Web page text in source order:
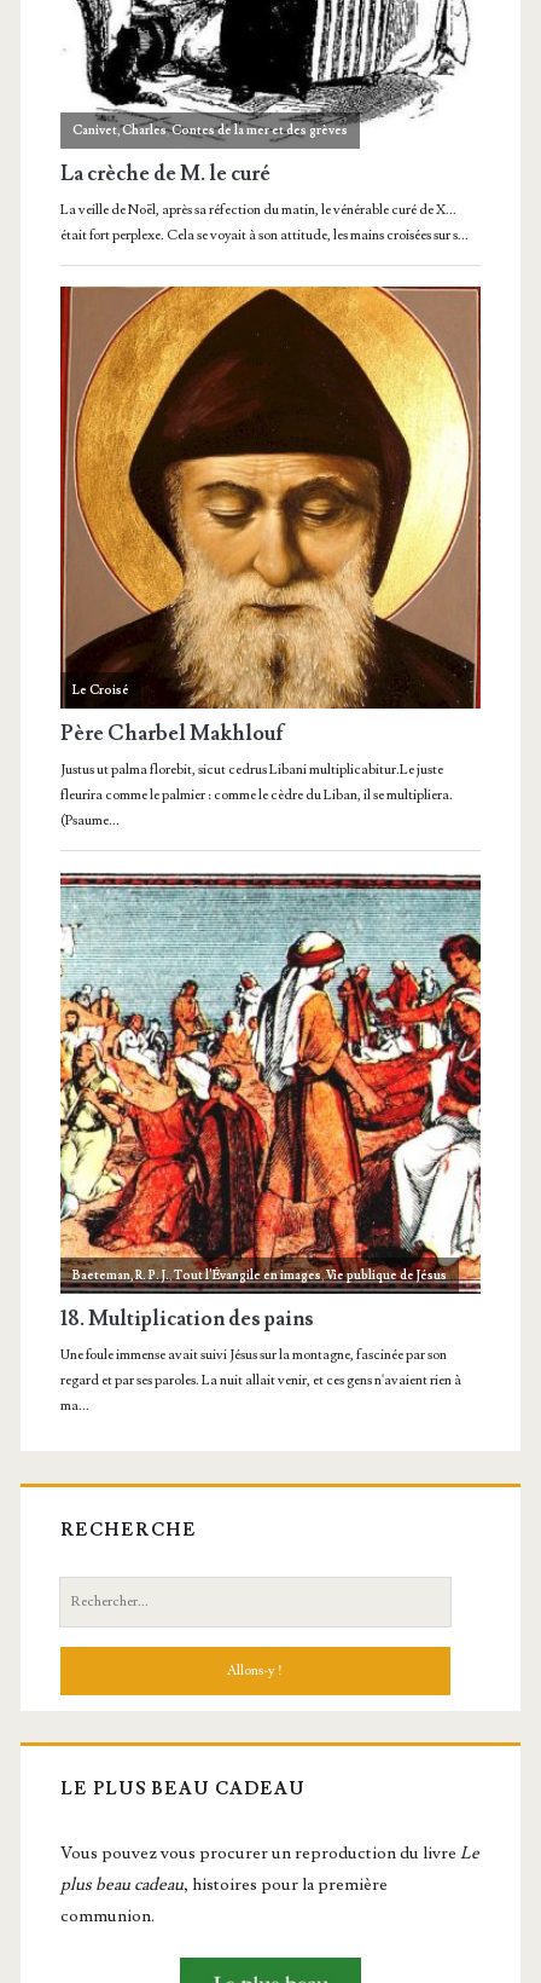
RECHERCHE
Recherche:
LE PLUS BEAU CADEAU
Vous pou­vez vous pro­cu­rer un repro­duc­tion du livre Le
plus beau cadeau, histoires pour la première
communion.